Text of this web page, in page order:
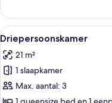
kamer,
twee-
2
eenpersoonsbedden
Alle
foto's
voor
Driepersoonskamer
laden
13
Driepersoonskamer
21 m²
1 slaapkamer
Max. aantal: 3